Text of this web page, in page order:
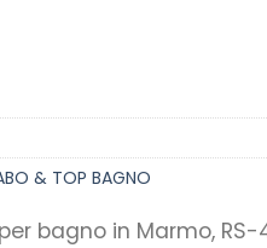
& TOP BAGNO
bagno in Marmo, RS-